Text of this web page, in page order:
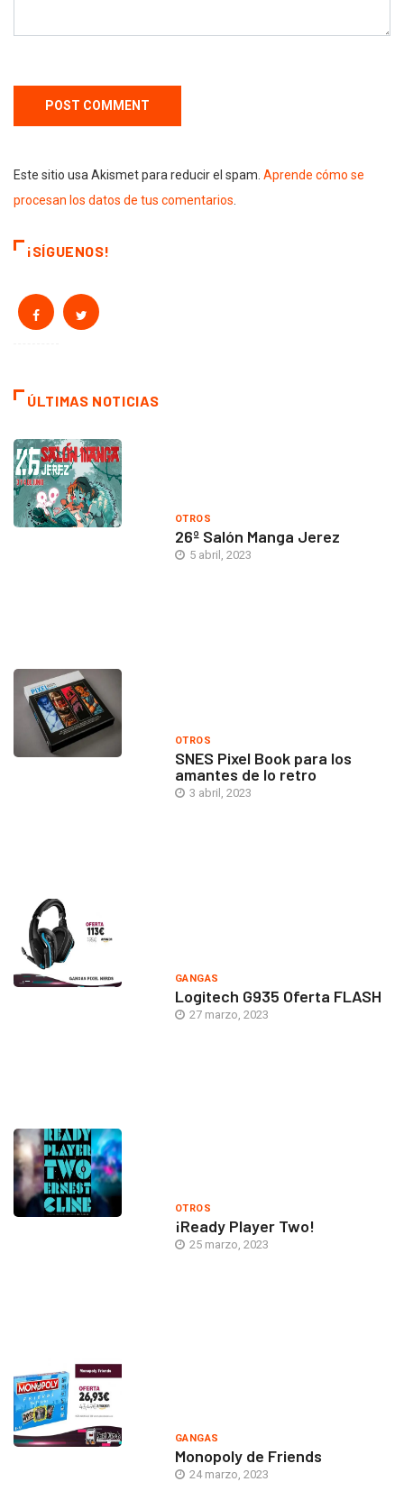
Este sitio usa Akismet para reducir el spam. Aprende cómo se
procesan los datos de tus comentarios
¡SÍGUENOS!
ÚLTIMAS NOTICIAS
OTROS
26º Salón Manga Jerez
5 abril, 2023
OTROS
SNES Pixel Book para los
amantes de lo retro
3 abril, 2023
GANGAS
Logitech G935 Oferta FLASH
27 marzo, 2023
OTROS
¡Ready Player Two!
25 marzo, 2023
GANGAS
Monopoly de Friends
24 marzo, 2023